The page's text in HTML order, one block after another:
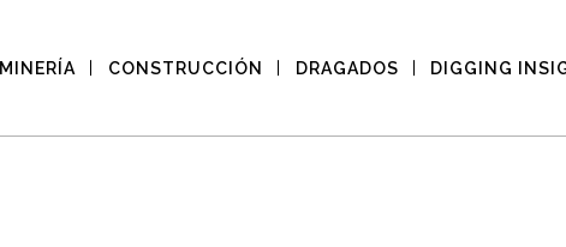
MINERÍA CONSTRUCCIÓN DRAGADOS DIGGING